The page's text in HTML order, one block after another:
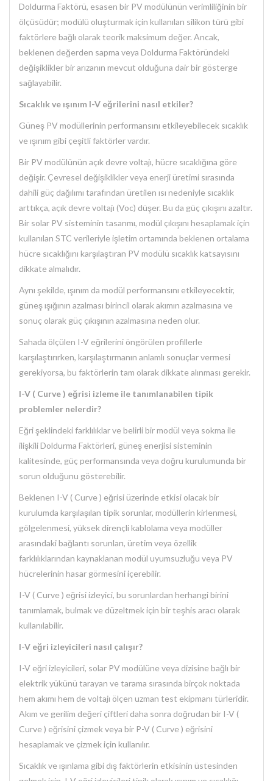
Doldurma Faktörü, esasen bir PV modülünün verimliliğinin bir
ölçüsüdür; modülü oluşturmak için kullanılan silikon türü gibi
faktörlere bağlı olarak teorik maksimum değer. Ancak,
beklenen değerden sapma veya Doldurma Faktöründeki
değişiklikler bir arızanın mevcut olduğuna dair bir gösterge
sağlayabilir.
Sıcaklık ve ışınım I-V eğrilerini nasıl etkiler?
Güneş PV modüllerinin performansını etkileyebilecek sıcaklık
ve ışınım gibi çeşitli faktörler vardır.
Bir PV modülünün açık devre voltajı, hücre sıcaklığına göre
değişir. Çevresel değişiklikler veya enerji üretimi sırasında
dahili güç dağılımı tarafından üretilen ısı nedeniyle sıcaklık
arttıkça, açık devre voltajı (Voc) düşer. Bu da güç çıkışını azaltır.
Bir solar PV sisteminin tasarımı, modül çıkışını hesaplamak için
kullanılan STC verileriyle işletim ortamında beklenen ortalama
hücre sıcaklığını karşılaştıran PV modülü sıcaklık katsayısını
dikkate almalıdır.
Aynı şekilde, ışınım da modül performansını etkileyecektir,
güneş ışığının azalması birincil olarak akımın azalmasına ve
sonuç olarak güç çıkışının azalmasına neden olur.
Sahada ölçülen I-V eğrilerini öngörülen profillerle
karşılaştırırken, karşılaştırmanın anlamlı sonuçlar vermesi
gerekiyorsa, bu faktörlerin tam olarak dikkate alınması gerekir.
I-V ( Curve ) eğrisi izleme ile tanımlanabilen tipik
problemler nelerdir?
Eğri şeklindeki farklılıklar ve belirli bir modül veya sokma ile
ilişkili Doldurma Faktörleri, güneş enerjisi sisteminin
kalitesinde, güç performansında veya doğru kurulumunda bir
sorun olduğunu gösterebilir.
Beklenen I-V ( Curve ) eğrisi üzerinde etkisi olacak bir
kurulumda karşılaşılan tipik sorunlar, modüllerin kirlenmesi,
gölgelenmesi, yüksek dirençli kablolama veya modüller
arasındaki bağlantı sorunları, üretim veya özellik
farklılıklarından kaynaklanan modül uyumsuzluğu veya PV
hücrelerinin hasar görmesini içerebilir.
I-V ( Curve ) eğrisi izleyici, bu sorunlardan herhangi birini
tanımlamak, bulmak ve düzeltmek için bir teşhis aracı olarak
kullanılabilir.
I-V eğri izleyicileri nasıl çalışır?
I-V eğri izleyicileri, solar PV modülüne veya dizisine bağlı bir
elektrik yükünü tarayan ve tarama sırasında birçok noktada
hem akımı hem de voltajı ölçen uzman test ekipmanı türleridir.
Akım ve gerilim değeri çiftleri daha sonra doğrudan bir I-V (
Curve ) eğrisini çizmek veya bir P-V ( Curve ) eğrisini
hesaplamak ve çizmek için kullanılır.
Sıcaklık ve ışınlama gibi dış faktörlerin etkisinin üstesinden